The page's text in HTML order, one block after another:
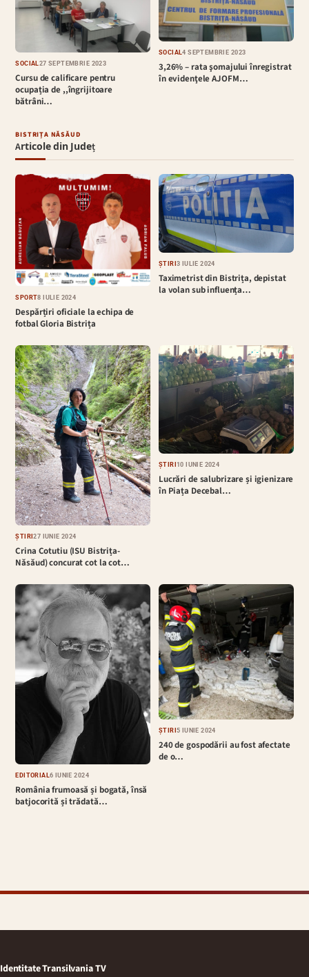
SOCIAL 27 SEPTEMBRIE 2023
Cursu de calificare pentru
ocupația de ,,îngrijitoare
bătrâni…
SOCIAL4 SEPTEMBRIE 2023
3,26% – rata şomajului înregistrat
în evidenţele AJOFM…
BISTRIȚA NĂSĂUD
Articole din Județ
SPORT8 IULIE 2024
Despărțiri oficiale la echipa de
fotbal Gloria Bistrița
ȘTIRI3 IULIE 2024
Taximetrist din Bistrița, depistat
la volan sub influența…
ȘTIRI27 IUNIE 2024
Crina Cotutiu (ISU Bistrița-
Năsăud) concurat cot la cot…
ȘTIRI10 IUNIE 2024
Lucrări de salubrizare și igienizare
în Piața Decebal…
EDITORIAL6 IUNIE 2024
România frumoasă și bogată, însă
batjocorită și trădată…
ȘTIRI5 IUNIE 2024
240 de gospodării au fost afectate
de o…
Identitate Transilvania TV